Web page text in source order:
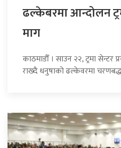
ढल्केबरमा आन्दोलन
माग
काठमाडौँ । साउन २२, ट्रमा सेन्टर
राख्दै धनुषाको ढल्केवरमा